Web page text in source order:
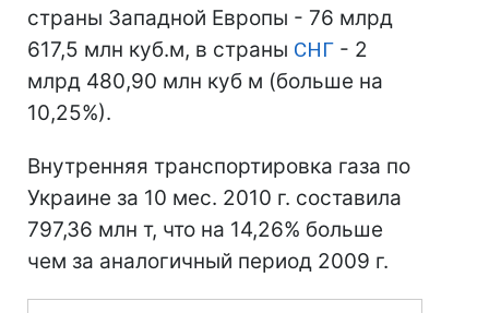
страны Западной Европы - 76 млрд
617,5 млн куб.м, в страны СНГ - 2
млрд 480,90 млн куб м (больше на
10,25%).
Внутренняя транспортировка газа по
Украине за 10 мес. 2010 г. составила
797,36 млн т, что на 14,26% больше
чем за аналогичный период 2009 г.